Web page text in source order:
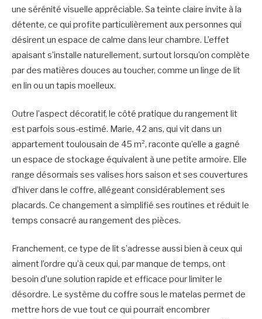
une sérénité visuelle appréciable. Sa teinte claire invite à la
détente, ce qui profite particulièrement aux personnes qui
désirent un espace de calme dans leur chambre. L’effet
apaisant s’installe naturellement, surtout lorsqu’on complète
par des matières douces au toucher, comme un linge de lit
en lin ou un tapis moelleux.
Outre l’aspect décoratif, le côté pratique du rangement lit
est parfois sous-estimé. Marie, 42 ans, qui vit dans un
appartement toulousain de 45 m², raconte qu’elle a gagné
un espace de stockage équivalent à une petite armoire. Elle
range désormais ses valises hors saison et ses couvertures
d’hiver dans le coffre, allégeant considérablement ses
placards. Ce changement a simplifié ses routines et réduit le
temps consacré au rangement des pièces.
Franchement, ce type de lit s’adresse aussi bien à ceux qui
aiment l’ordre qu’à ceux qui, par manque de temps, ont
besoin d’une solution rapide et efficace pour limiter le
désordre. Le système du coffre sous le matelas permet de
mettre hors de vue tout ce qui pourrait encombrer